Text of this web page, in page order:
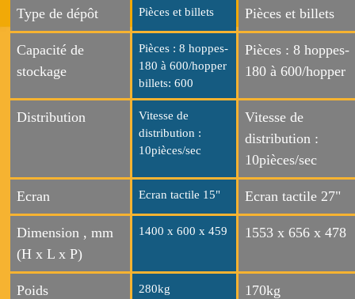
Type de dépôt Pièces et billets Pièces et billets
Capacité de
stockage
Pièces : 8 hoppes-
180 à 600/hopper
billets: 600
Pièces : 8 hoppes-
180 à 600/hopper
Distribution
Vitesse de
distribution :
10pièces/sec
Vitesse de
distribution :
10pièces/sec
Ecran Ecran tactile 15" Ecran tactile 27"
Dimension , mm
(H x L x P)
1400 x 600 x 459 1553 x 656 x 478
Poids 280kg 170kg